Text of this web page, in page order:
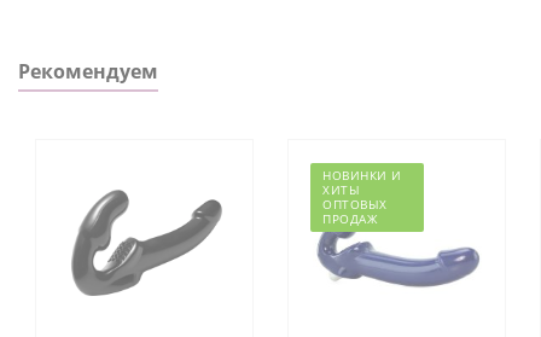
Рекомендуем
НОВИНКИ И
ХИТЫ
ОПТОВЫХ
ПРОДАЖ